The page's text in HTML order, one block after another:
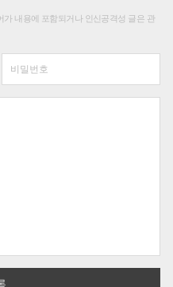
내용에 포함되거나 인신공격성 글은 관